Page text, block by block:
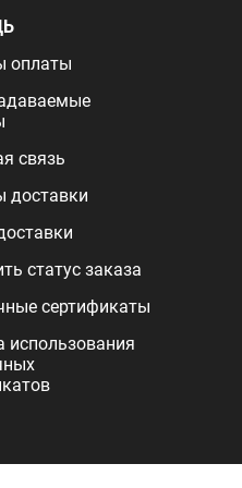
оплаты
связь
доставки
статус заказа
сертификаты
использования